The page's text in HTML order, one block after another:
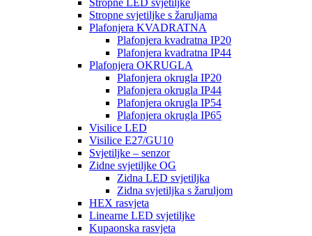
Stropne LED svjetiljke
Stropne svjetiljke s žaruljama
Plafonjera KVADRATNA
Plafonjera kvadratna IP20
Plafonjera kvadratna IP44
Plafonjera OKRUGLA
Plafonjera okrugla IP20
Plafonjera okrugla IP44
Plafonjera okrugla IP54
Plafonjera okrugla IP65
Visilice LED
Visilice E27/GU10
Svjetiljke – senzor
Zidne svjetiljke OG
Zidna LED svjetiljka
Zidna svjetiljka s žaruljom
HEX rasvjeta
Linearne LED svjetiljke
Kupaonska rasvjeta